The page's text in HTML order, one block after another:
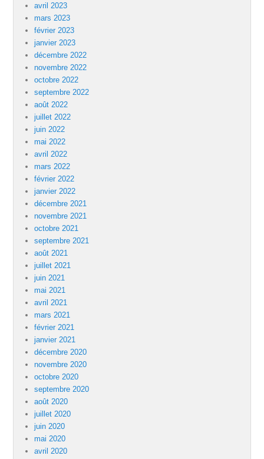
avril 2023
mars 2023
février 2023
janvier 2023
décembre 2022
novembre 2022
octobre 2022
septembre 2022
août 2022
juillet 2022
juin 2022
mai 2022
avril 2022
mars 2022
février 2022
janvier 2022
décembre 2021
novembre 2021
octobre 2021
septembre 2021
août 2021
juillet 2021
juin 2021
mai 2021
avril 2021
mars 2021
février 2021
janvier 2021
décembre 2020
novembre 2020
octobre 2020
septembre 2020
août 2020
juillet 2020
juin 2020
mai 2020
avril 2020